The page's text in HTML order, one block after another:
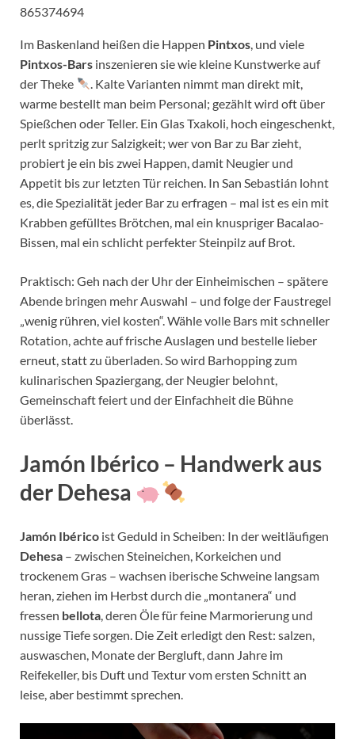
865374694
Im Baskenland heißen die Happen Pintxos , und viele
Pintxos-Bars inszenieren sie wie kleine Kunstwerke auf
der Theke
. Kalte Varianten nimmt man direkt mit,
warme bestellt man beim Personal; gezählt wird oft über
Spießchen oder Teller. Ein Glas Txakoli, hoch eingeschenkt,
perlt spritzig zur Salzigkeit; wer von Bar zu Bar zieht,
probiert je ein bis zwei Happen, damit Neugier und
Appetit bis zur letzten Tür reichen. In San Sebastián lohnt
es, die Spezialität jeder Bar zu erfragen – mal ist es ein mit
Krabben gefülltes Brötchen, mal ein knuspriger Bacalao-
Bissen, mal ein schlicht perfekter Steinpilz auf Brot.
Praktisch: Geh nach der Uhr der Einheimischen – spätere
Abende bringen mehr Auswahl – und folge der Faustregel
„wenig rühren, viel kosten“. Wähle volle Bars mit schneller
Rotation, achte auf frische Auslagen und bestelle lieber
erneut, statt zu überladen. So wird Barhopping zum
kulinarischen Spaziergang, der Neugier belohnt,
Gemeinschaft feiert und der Einfachheit die Bühne
überlässt.
Jamón Ibérico – Handwerk aus
der Dehesa
Jamón Ibérico ist Geduld in Scheiben: In der weitläufigen
Dehesa – zwischen Steineichen, Korkeichen und
trockenem Gras – wachsen iberische Schweine langsam
heran, ziehen im Herbst durch die „montanera“ und
fressen bellota, deren Öle für feine Marmorierung und
nussige Tiefe sorgen. Die Zeit erledigt den Rest: salzen,
auswaschen, Monate der Bergluft, dann Jahre im
Reifekeller, bis Duft und Textur vom ersten Schnitt an
leise, aber bestimmt sprechen.